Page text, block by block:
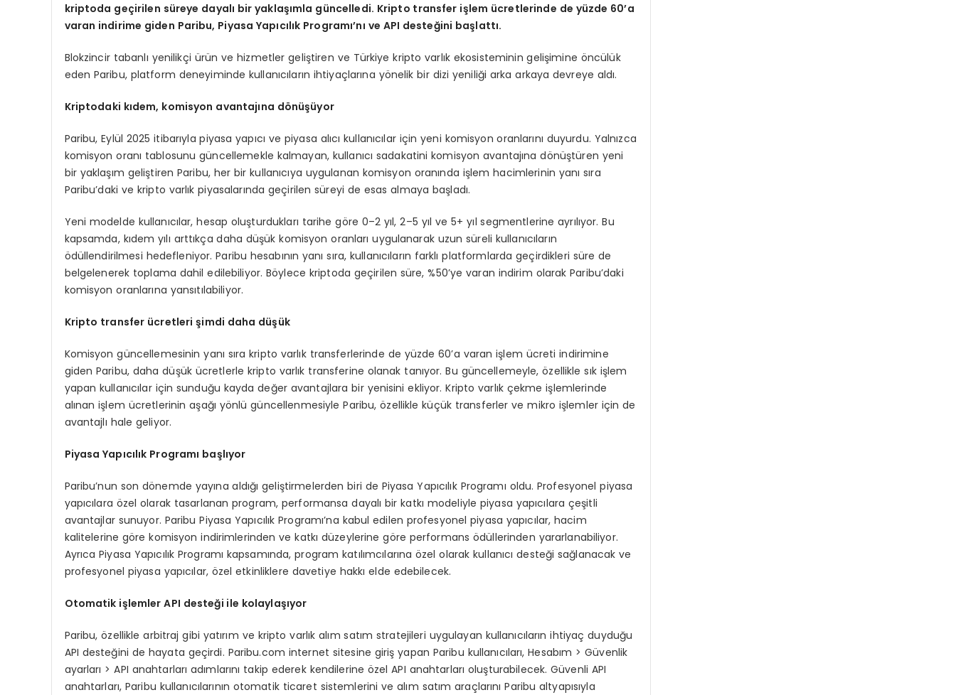
kriptoda geçirilen süreye dayalı bir yaklaşımla güncelledi. Kripto transfer işlem ücretlerinde de yüzde 60’a
varan indirime giden Paribu, Piyasa Yapıcılık Programı’nı ve API desteğini başlattı.
Blokzincir tabanlı yenilikçi ürün ve hizmetler geliştiren ve Türkiye kripto varlık ekosisteminin gelişimine öncülük
eden Paribu, platform deneyiminde kullanıcıların ihtiyaçlarına yönelik bir dizi yeniliği arka arkaya devreye aldı.
Kriptodaki kıdem, komisyon avantajına dönüşüyor
Paribu, Eylül 2025 itibarıyla piyasa yapıcı ve piyasa alıcı kullanıcılar için yeni komisyon oranlarını duyurdu. Yalnızca
komisyon oranı tablosunu güncellemekle kalmayan, kullanıcı sadakatini komisyon avantajına dönüştüren yeni
bir yaklaşım geliştiren Paribu, her bir kullanıcıya uygulanan komisyon oranında işlem hacimlerinin yanı sıra
Paribu’daki ve kripto varlık piyasalarında geçirilen süreyi de esas almaya başladı.
Yeni modelde kullanıcılar, hesap oluşturdukları tarihe göre 0–2 yıl, 2–5 yıl ve 5+ yıl segmentlerine ayrılıyor. Bu
kapsamda, kıdem yılı arttıkça daha düşük komisyon oranları uygulanarak uzun süreli kullanıcıların
ödüllendirilmesi hedefleniyor. Paribu hesabının yanı sıra, kullanıcıların farklı platformlarda geçirdikleri süre de
belgelenerek toplama dahil edilebiliyor. Böylece kriptoda geçirilen süre, %50’ye varan indirim olarak Paribu’daki
komisyon oranlarına yansıtılabiliyor.
Kripto transfer ücretleri şimdi daha düşük
Komisyon güncellemesinin yanı sıra kripto varlık transferlerinde de yüzde 60’a varan işlem ücreti indirimine
giden Paribu, daha düşük ücretlerle kripto varlık transferine olanak tanıyor. Bu güncellemeyle, özellikle sık işlem
yapan kullanıcılar için sunduğu kayda değer avantajlara bir yenisini ekliyor. Kripto varlık çekme işlemlerinde
alınan işlem ücretlerinin aşağı yönlü güncellenmesiyle Paribu, özellikle küçük transferler ve mikro işlemler için de
avantajlı hale geliyor.
Piyasa Yapıcılık Programı başlıyor
Paribu’nun son dönemde yayına aldığı geliştirmelerden biri de Piyasa Yapıcılık Programı oldu. Profesyonel piyasa
yapıcılara özel olarak tasarlanan program, performansa dayalı bir katkı modeliyle piyasa yapıcılara çeşitli
avantajlar sunuyor. Paribu Piyasa Yapıcılık Programı’na kabul edilen profesyonel piyasa yapıcılar, hacim
kalitelerine göre komisyon indirimlerinden ve katkı düzeylerine göre performans ödüllerinden yararlanabiliyor.
Ayrıca Piyasa Yapıcılık Programı kapsamında, program katılımcılarına özel olarak kullanıcı desteği sağlanacak ve
profesyonel piyasa yapıcılar, özel etkinliklere davetiye hakkı elde edebilecek.
Otomatik işlemler API desteği ile kolaylaşıyor
Paribu, özellikle arbitraj gibi yatırım ve kripto varlık alım satım stratejileri uygulayan kullanıcıların ihtiyaç duyduğu
API desteğini de hayata geçirdi. Paribu.com internet sitesine giriş yapan Paribu kullanıcıları, Hesabım > Güvenlik
ayarları > API anahtarları adımlarını takip ederek kendilerine özel API anahtarları oluşturabilecek. Güvenli API
anahtarları, Paribu kullanıcılarının otomatik ticaret sistemlerini ve alım satım araçlarını Paribu altyapısıyla